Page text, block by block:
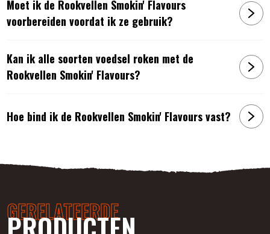
Moet ik de Rookvellen Smokin' Flavours
voorbereiden voordat ik ze gebruik?
Kan ik alle soorten voedsel roken met de
Rookvellen Smokin' Flavours?
Hoe bind ik de Rookvellen Smokin' Flavours vast?
GERELATEERDE